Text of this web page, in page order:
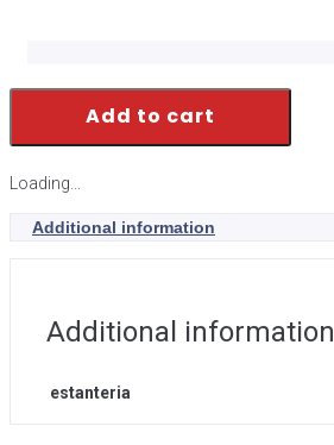
Add to cart
Loading...
Additional information
Additional information
estanteria